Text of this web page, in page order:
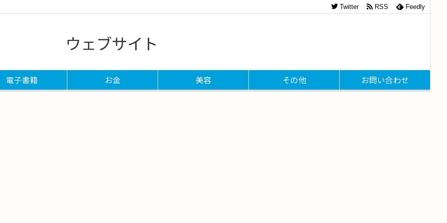
ウェブサイト
電子書籍 お金 美容 その他 お問い合わせ
Twitter RSS Feedly